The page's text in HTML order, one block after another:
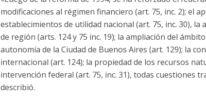
modificaciones al régimen financiero (art. 75, inc. 2); el
establecimientos de utilidad nacional (art. 75, inc. 30),
de región (arts. 124 y 75 inc. 19); la ampliación del
autonomía de la Ciudad de Buenos Aires (art. 129); la
internacional (art. 124); la propiedad de los recursos
intervención federal (art. 75, inc. 31), todas cuestiones
describió.